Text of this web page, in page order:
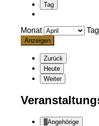
Tag
Monat Tag
Zurück
Heute
Weiter
Angehörige